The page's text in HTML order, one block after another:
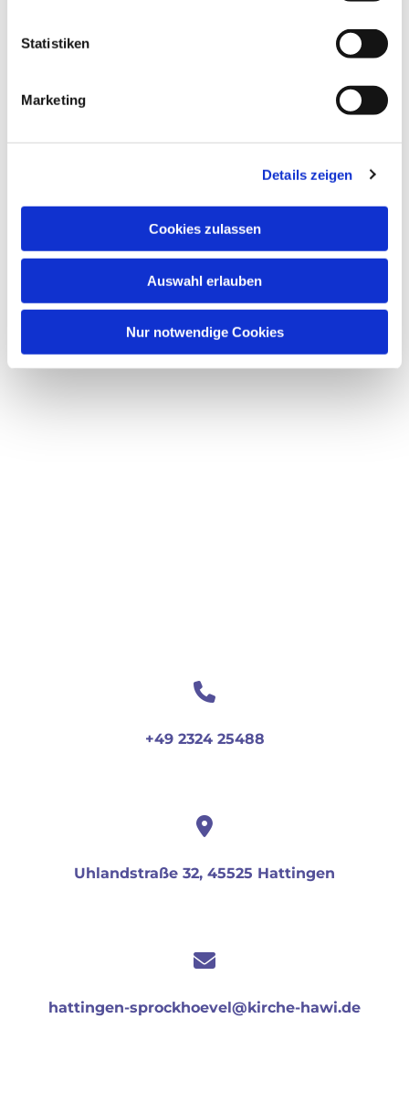
Statistiken
Marketing
Details zeigen
Cookies zulassen
Auswahl erlauben
Nur notwendige Cookies
Dies könnte Sie auch
+49 2324 25488
Uhlandstraße 32, 45525 Hattingen
hattingen-sprockhoevel@kirche-hawi.de